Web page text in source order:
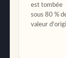
est tombée
sous 80 %
valeur